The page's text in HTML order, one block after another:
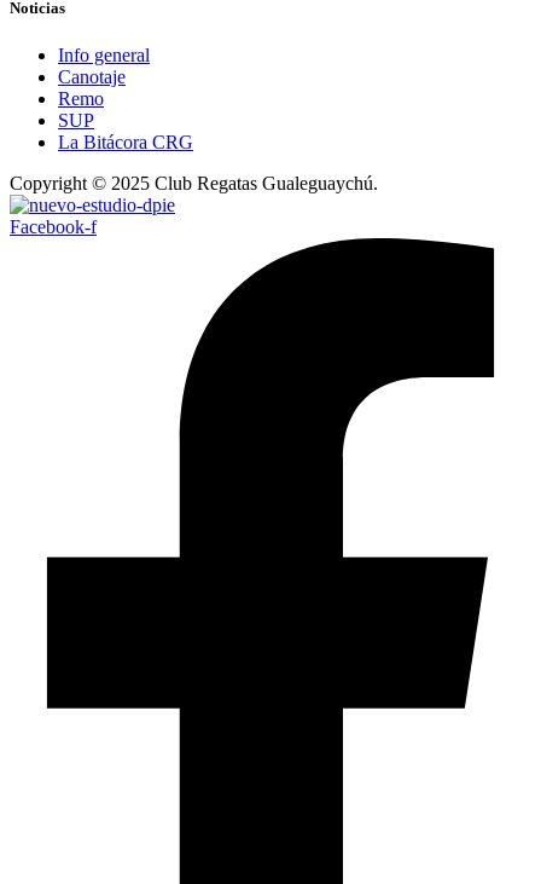
Noticias
Info general
Canotaje
Remo
SUP
La Bitácora CRG
Copyright © 2025 Club Regatas Gualeguaychú.
Facebook-f